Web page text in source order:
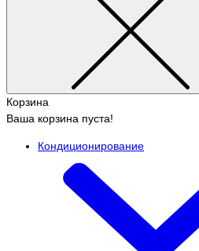
Корзина
Ваша корзина пуста!
Кондиционирование